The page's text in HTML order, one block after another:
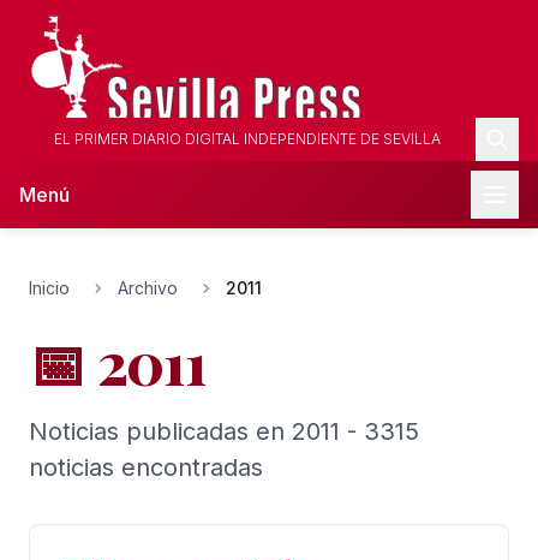
EL PRIMER DIARIO DIGITAL INDEPENDIENTE DE SEVILLA
Menú
Inicio Archivo 2011
📅 2011
Noticias publicadas en 2011 - 3315
noticias encontradas